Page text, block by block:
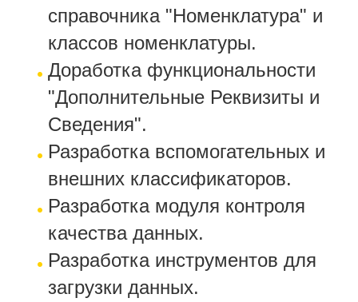
справочника "Номенклатура" и
классов номенклатуры.
Доработка функциональности
"Дополнительные Реквизиты и
Сведения".
Разработка вспомогательных и
внешних классификаторов.
Разработка модуля контроля
качества данных.
Разработка инструментов для
загрузки данных.